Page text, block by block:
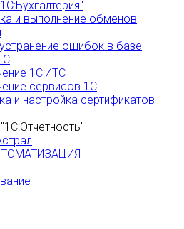
и выполнение обменов
ошибок в базе
1С:ИТС
сервисов 1С
и настройка сертификатов